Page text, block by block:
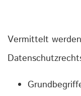
Vermittelt